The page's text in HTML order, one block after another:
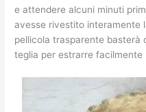
e attendere alcuni minuti
avesse rivestito interamente
pellicola trasparente basterà
teglia per estrarre facilmente